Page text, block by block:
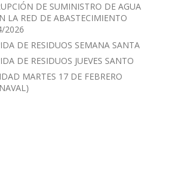
DE SUMINISTRO DE AGUA
LA RED DE ABASTECIMIENTO
2026
DE RESIDUOS SEMANA SANTA
DE RESIDUOS JUEVES SANTO
MARTES 17 DE FEBRERO